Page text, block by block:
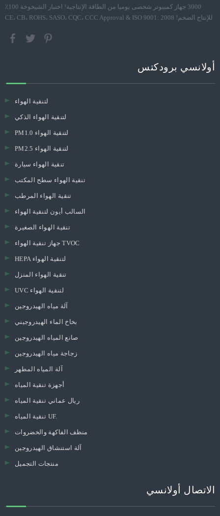
3000 جهاز كمبيوتر شخصى يوميا من الطاقة الإنتاجية! اختبار الشيخوخة 100٪
للإنتاج الضخم! CE، CB، ROHS، SASO، CQC، CCC Approval & ISO 9001: 2008
أولانسي برودكتس
لتنقية الهواء
لتنقية الهواء الذكي
PM1.0 لتنقية الهواء
PM2.5 لتنقية الهواء
تنقية الهواء سيارة
تنقية الهواء سطح المكتب
تنقية الهواء المرطب
السالب أيون لتنقية الهواء
تنقية الهواء الصغيرة
جهاز تنقية الهواء TVOC
HEPA لتنقية الهواء
تنقية الهواء المنزل
UVC لتنقية الهواء
آلة مياه الهيدروجين
بخاخ الماء الهيدروجيني
صانع المياه الهيدروجين
زجاجة مياه الهيدروجين
آلة المياه المطهر
أجهزة تنقية المياه
ريال عماني تنقية المياه
تنقية المياه UF.
منظف ​​الفاكهة والخضروات
آلة استنشاق الهيدروجين
منتجات التجميل
الاتصال أولانسي